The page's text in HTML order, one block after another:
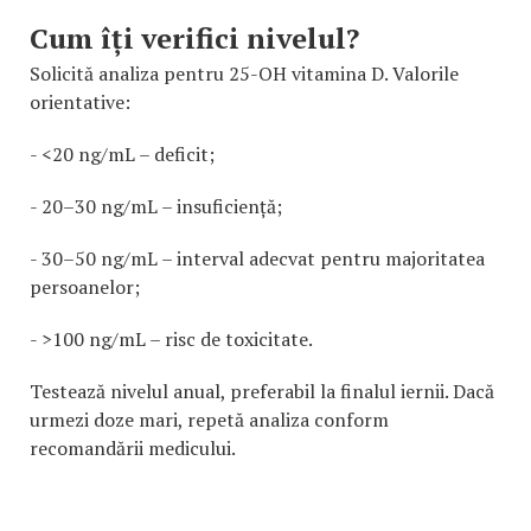
Cum îți verifici nivelul?
Solicită analiza pentru 25-OH vitamina D. Valorile
orientative:
- <20 ng/mL – deficit;
- 20–30 ng/mL – insuficiență;
- 30–50 ng/mL – interval adecvat pentru majoritatea
persoanelor;
- >100 ng/mL – risc de toxicitate.
Testează nivelul anual, preferabil la finalul iernii. Dacă
urmezi doze mari, repetă analiza conform
recomandării medicului.